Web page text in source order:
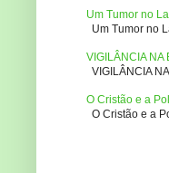
Um Tumor no
Um Tumor no
VIGILÂNCIA NA
VIGILÂNCIA
O Cristão e a
O Cristão e a